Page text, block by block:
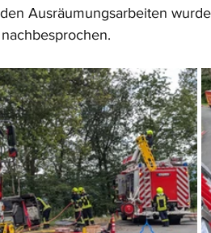
Ausräumungsarbeiten